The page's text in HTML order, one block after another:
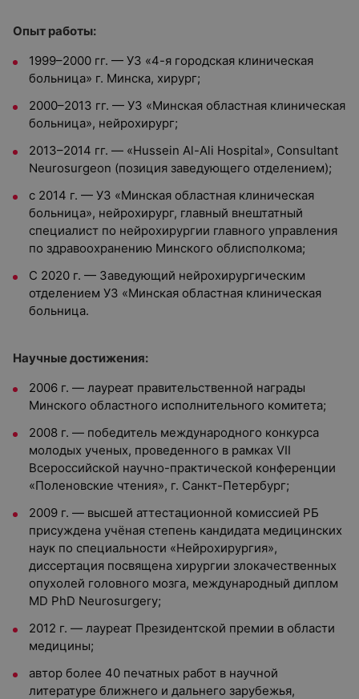
Опыт работы:
1999–2000 гг. — УЗ «4-я городская клиническая
больница» г. Минска, хирург;
2000–2013 гг. — УЗ «Минская областная клиническая
больница», нейрохирург;
2013–2014 гг. — «Hussein Al-Ali Hospital», Consultant
Neurosurgeon (позиция заведующего отделением);
с 2014 г. — УЗ «Минская областная клиническая
больница», нейрохирург, главный внештатный
специалист по нейрохирургии главного управления
по здравоохранению Минского облисполкома;
С 2020 г. — Заведующий нейрохирургическим
отделением УЗ «Минская областная клиническая
больница.
Научные достижения:
2006 г. — лауреат правительственной награды
Минского областного исполнительного комитета;
2008 г. — победитель международного конкурса
молодых ученых, проведенного в рамках VII
Всероссийской научно-практической конференции
«Поленовские чтения», г. Санкт-Петербург;
2009 г. — высшей аттестационной комиссией РБ
присуждена учёная степень кандидата медицинских
наук по специальности «Нейрохирургия»,
диссертация посвящена хирургии злокачественных
опухолей головного мозга, международный диплом
MD PhD Neurosurgery;
2012 г. — лауреат Президентской премии в области
медицины;
автор более 40 печатных работ в научной
литературе ближнего и дальнего зарубежья,